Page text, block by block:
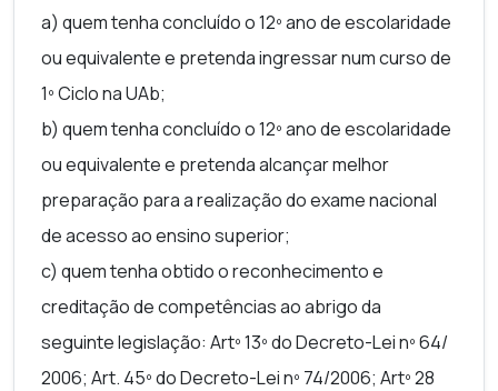
a) quem tenha concluído o 12º ano de escolaridade
ou equivalente e pretenda ingressar num curso de
1º Ciclo na UAb;
b) quem tenha concluído o 12º ano de escolaridade
ou equivalente e pretenda alcançar melhor
preparação para a realização do exame nacional
de acesso ao ensino superior;
c) quem tenha obtido o reconhecimento e
creditação de competências ao abrigo da
seguinte legislação: Artº 13º do Decreto-Lei nº 64/
2006; Art. 45º do Decreto-Lei nº 74/2006; Artº 28